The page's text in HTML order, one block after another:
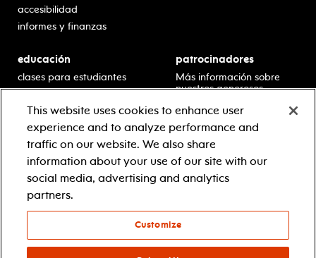
accesibilidad
informes y finanzas
educación
clases para estudiantes
escolar
residencias en escuelas
desarrollo profesional
recursos para docentes
comuníquese con el
equipo educativo
patrocinadores
Más información sobre
nuestros generosos
This website uses cookies to enhance user
experience and to analyze performance and
traffic on our website. We also share
information about your use of our site with our
social media, advertising and analytics
partners.
Customize